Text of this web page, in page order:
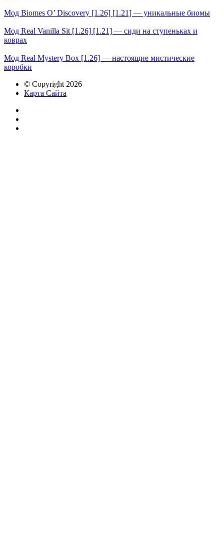
Мод Biomes O’ Discovery [1.26] [1.21] — уникальные биомы
Мод Real Vanilla Sit [1.26] [1.21] — сиди на ступеньках и
коврах
Мод Real Mystery Box [1.26] — настоящие мистические
коробки
© Copyright 2026
Карта Сайта